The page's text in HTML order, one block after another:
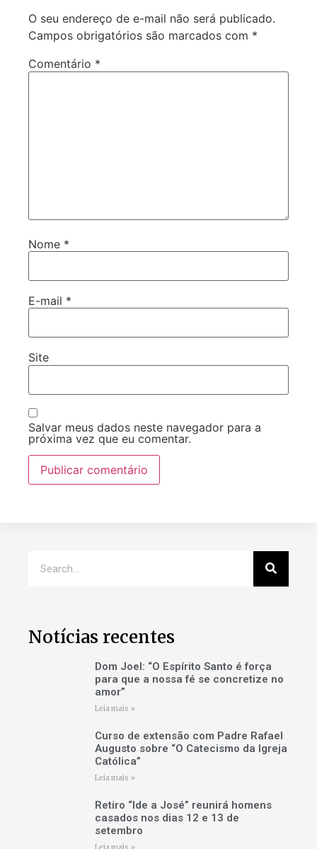
O seu endereço de e-mail não será publicado.
Campos obrigatórios são marcados com *
Comentário *
Nome *
E-mail *
Site
Salvar meus dados neste navegador para a
próxima vez que eu comentar.
Notícias recentes
Dom Joel: “O Espírito Santo é força
para que a nossa fé se concretize no
amor”
Leia mais »
Curso de extensão com Padre Rafael
Augusto sobre “O Catecismo da Igreja
Católica”
Leia mais »
Retiro “Ide a José” reunirá homens
casados nos dias 12 e 13 de
setembro